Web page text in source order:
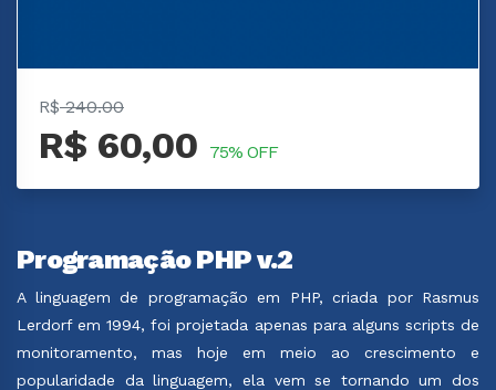
R$240.00
R$ 60,00 75% OFF
Programação PHP v.2
A linguagem de programação em PHP, criada por Rasmus
Lerdorf em 1994, foi projetada apenas para alguns scripts de
monitoramento, mas hoje em meio ao crescimento e
popularidade da linguagem, ela vem se tornando um dos